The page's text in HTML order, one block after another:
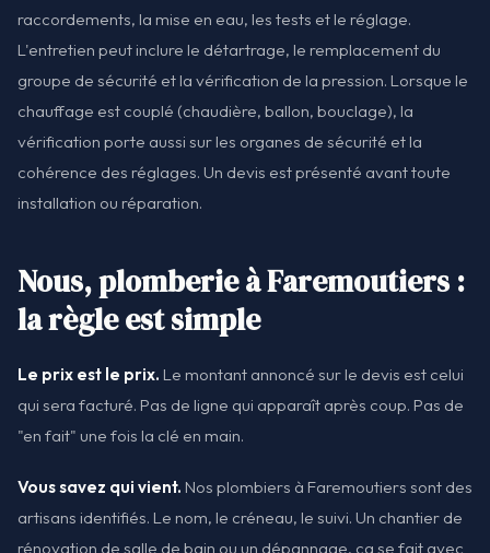
raccordements, la mise en eau, les tests et le réglage.
L'entretien peut inclure le détartrage, le remplacement du
groupe de sécurité et la vérification de la pression. Lorsque le
chauffage est couplé (chaudière, ballon, bouclage), la
vérification porte aussi sur les organes de sécurité et la
cohérence des réglages. Un devis est présenté avant toute
installation ou réparation.
Nous, plomberie à Faremoutiers :
la règle est simple
Le prix est le prix. Le montant annoncé sur le devis est celui
qui sera facturé. Pas de ligne qui apparaît après coup. Pas de
"en fait" une fois la clé en main.
Vous savez qui vient. Nos plombiers à Faremoutiers sont des
artisans identifiés. Le nom, le créneau, le suivi. Un chantier de
rénovation de salle de bain ou un dépannage, ça se fait avec